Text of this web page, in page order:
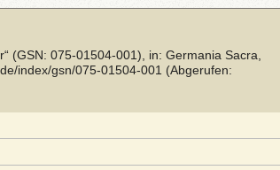
(GSN: 075-01504-001), in: Germania Sacra,
index/gsn/075-01504-001 (Abgerufen: